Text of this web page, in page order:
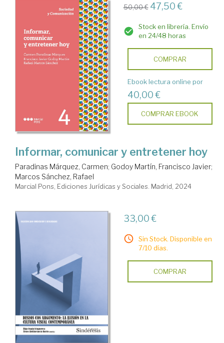
50,00 € 47,50 €
Stock en librería. Envío
en 24/48 horas
COMPRAR
Ebook lectura online por
40,00 €
COMPRAR EBOOK
Informar, comunicar y entretener hoy
Paradinas Márquez, Carmen; Godoy Martín, Francisco Javier;
Marcos Sánchez, Rafael
Marcial Pons, Ediciones Jurídicas y Sociales. Madrid, 2024
33,00 €
Sin Stock. Disponible en
7/10 días.
COMPRAR